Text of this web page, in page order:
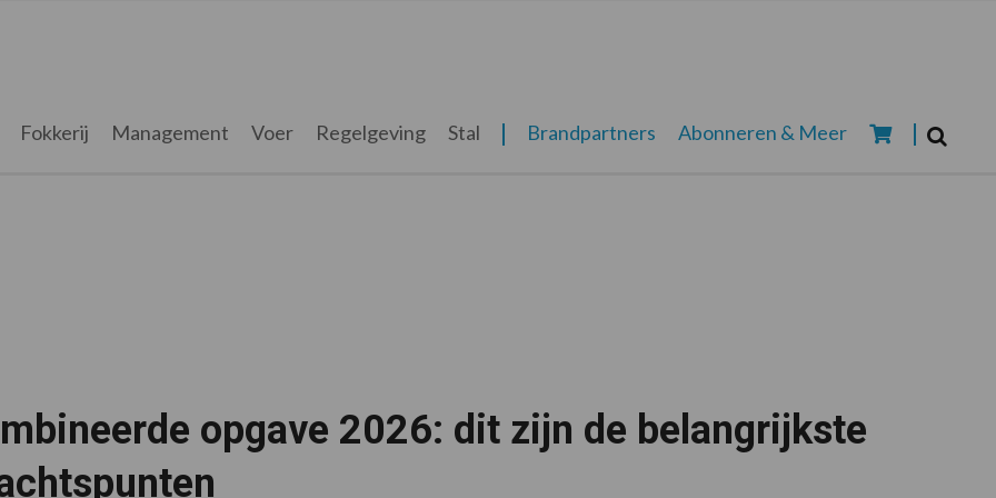
Fokkerij Management Voer Regelgeving Stal Brandpartners Abonneren & Meer
opgave 2026: dit zijn de belangrijkste